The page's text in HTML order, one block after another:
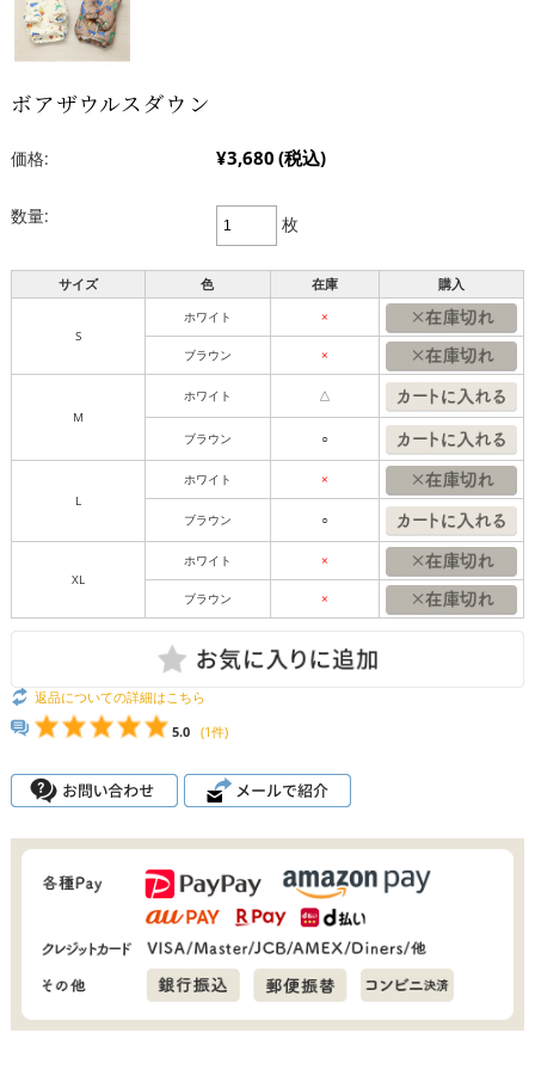
ボアザウルスダウン
価格: ¥3,680(税込)
数量: 枚
サイズ 色 在庫 購入
S
ホワイト ×
ブラウン ×
M
ホワイト △
ブラウン ○
L
ホワイト ×
ブラウン ○
XL
ホワイト ×
ブラウン ×
返品についての詳細はこちら
5.0
(1件)